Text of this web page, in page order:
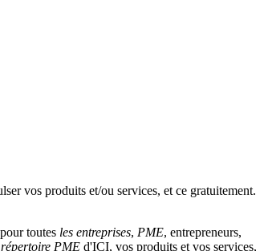
toutes les entreprises, PME, entrepreneurs,
répertoire PME d'ICI, vos produits et vos services,